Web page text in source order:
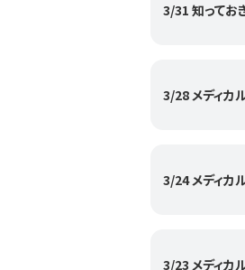
3/31 知っておき
3/28 メディカ
3/24 メディカ
3/23 メディカ